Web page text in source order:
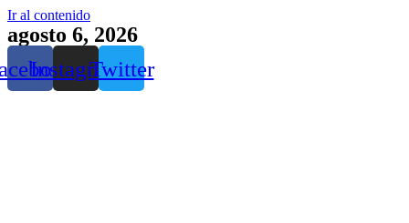
Ir al contenido
agosto 6, 2026
InstagramTwitter